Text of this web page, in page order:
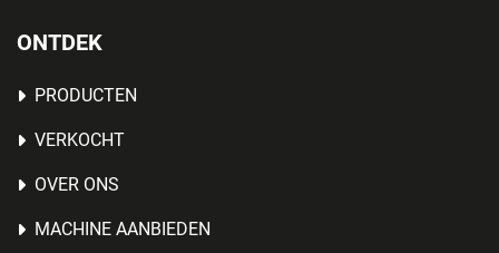
ONTDEK
PRODUCTEN
VERKOCHT
OVER ONS
MACHINE AANBIEDEN